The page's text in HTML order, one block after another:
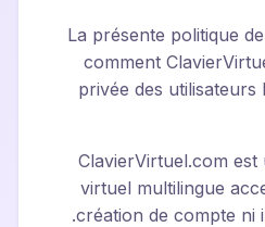
La présente politique
comment
privée des utilisateurs
ClavierVirtuel.com
virtuel multilingue
création de compte ni